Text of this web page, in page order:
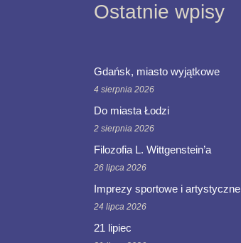
Ostatnie wpisy
Gdańsk, miasto wyjątkowe
4 sierpnia 2026
Do miasta Łodzi
2 sierpnia 2026
Filozofia L. Wittgenstein’a
26 lipca 2026
Imprezy sportowe i artystyczne
24 lipca 2026
21 lipiec